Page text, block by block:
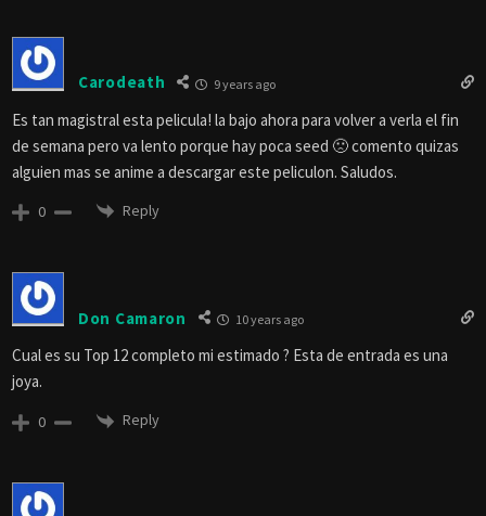
Carodeath 9 years ago
Es tan magistral esta pelicula! la bajo ahora para volver a verla el fin
de semana pero va lento porque hay poca seed 🙁 comento quizas
alguien mas se anime a descargar este peliculon. Saludos.
0 Reply
Don Camaron 10 years ago
Cual es su Top 12 completo mi estimado ? Esta de entrada es una
joya.
0 Reply